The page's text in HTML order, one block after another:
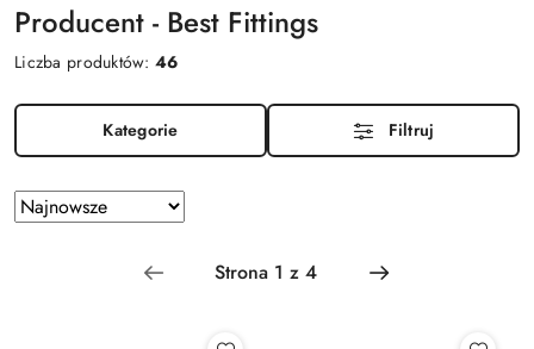
Producent - Best Fittings
Liczba produktów:46
Kategorie Filtruj
Zastosowano
sortowanie:
Sortuj
według